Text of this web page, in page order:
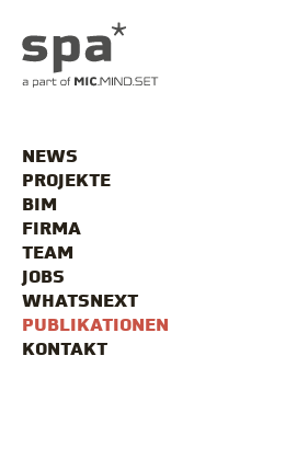
NEWS
PROJEKTE
BIM
FIRMA
TEAM
JOBS
WHATSNEXT
PUBLIKATIONEN
KONTAKT